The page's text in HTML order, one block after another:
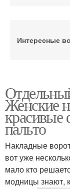
Интересные
Белый
школьного
Женские
красивые
пальто
Накладные
вот уже
мало кто
модницы знают,